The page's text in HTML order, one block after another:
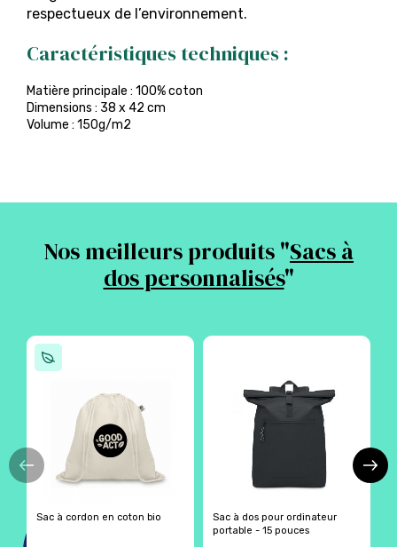
respectueux de l’environnement.
Caractéristiques techniques :
Matière principale : 100% coton
Dimensions : 38 x 42 cm
Volume : 150g/m2
Nos meilleurs produits "Sacs à
dos personnalisés"
Sac à cordon en coton bio
Sac à dos pour ordinateur
portable - 15 pouces